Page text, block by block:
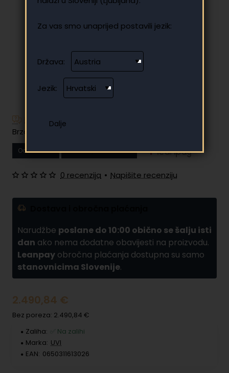
Za vas smo unaprijed postavili jezik:
Država:
Jezik:
Imate dodatnih pitanja?
Brzo i jednostavno plaćanje na rate
Od77.88 € Vaša mjesečna rata
Narudžbe poslane do 10:00 obično se šalju isti
dan ako nema dodatne obavijesti na proizvodu.
Leanpay obročna plaćanja dostupna su samo
stanovnicima Slovenije.
0 recenzija • Napišite recenziju
2.490,84 €
Bez poreza: 2.490,84 €
Zaliha:
✅ Na zalihi
Marka: UVI
EAN: 0650311613026